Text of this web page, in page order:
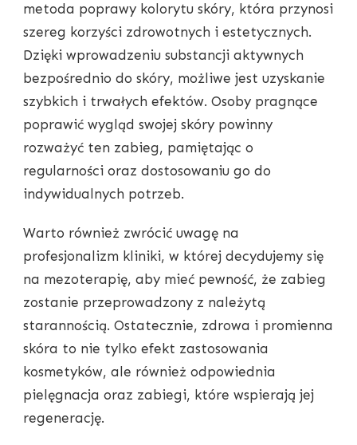
metoda poprawy kolorytu skóry, która przynosi
szereg korzyści zdrowotnych i estetycznych.
Dzięki wprowadzeniu substancji aktywnych
bezpośrednio do skóry, możliwe jest uzyskanie
szybkich i trwałych efektów. Osoby pragnące
poprawić wygląd swojej skóry powinny
rozważyć ten zabieg, pamiętając o
regularności oraz dostosowaniu go do
indywidualnych potrzeb.
Warto również zwrócić uwagę na
profesjonalizm kliniki, w której decydujemy się
na mezoterapię, aby mieć pewność, że zabieg
zostanie przeprowadzony z należytą
starannością. Ostatecznie, zdrowa i promienna
skóra to nie tylko efekt zastosowania
kosmetyków, ale również odpowiednia
pielęgnacja oraz zabiegi, które wspierają jej
regenerację.